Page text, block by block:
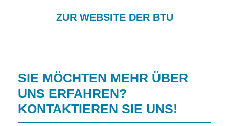
ZUR WEBSITE DER BTU
SIE MÖCHTEN MEHR ÜBER
UNS ERFAHREN?
KONTAKTIEREN SIE UNS!